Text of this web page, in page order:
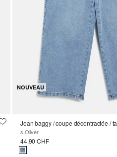
NOUVEAU
s.Oliver
44.90 CHF